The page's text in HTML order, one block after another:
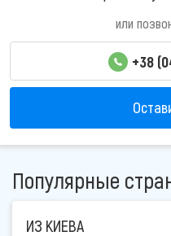
или
+38
Популярные
ИЗ КИЕВА